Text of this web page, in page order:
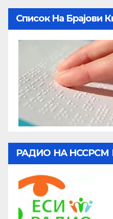
Список На Брајови
РАДИО НА